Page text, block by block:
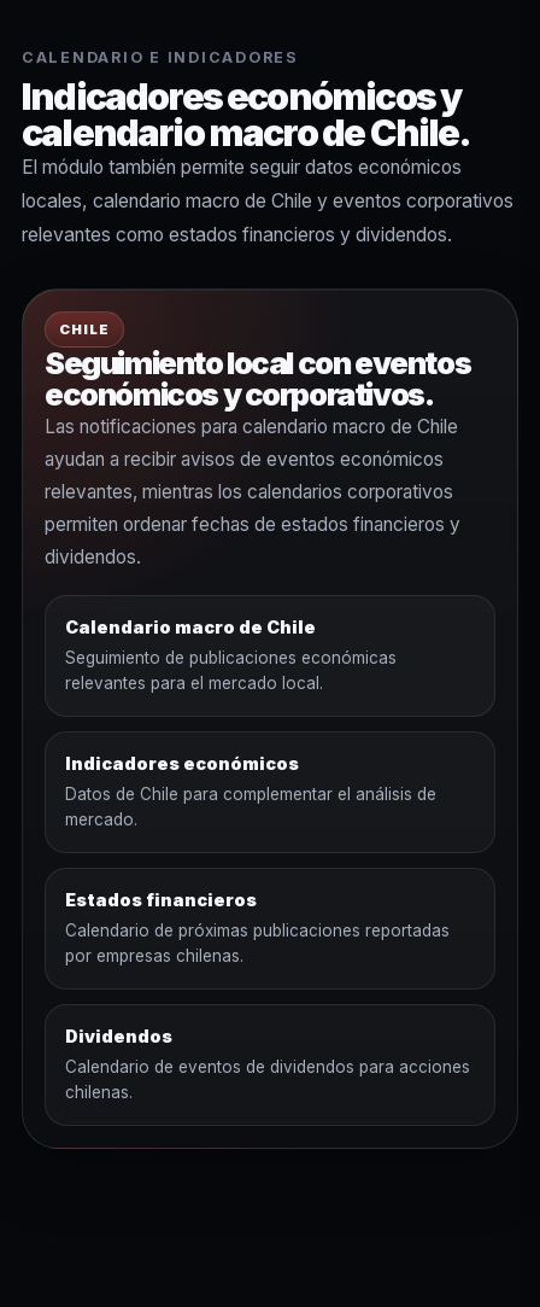
CALENDARIO E INDICADORES
Indicadores económicos y
calendario macro de Chile.
El módulo también permite seguir datos económicos
locales, calendario macro de Chile y eventos corporativos
relevantes como estados financieros y dividendos.
CHILE
Seguimiento local con eventos
económicos y corporativos.
Las notificaciones para calendario macro de Chile
ayudan a recibir avisos de eventos económicos
relevantes, mientras los calendarios corporativos
permiten ordenar fechas de estados financieros y
dividendos.
Calendario macro de Chile
Seguimiento de publicaciones económicas
relevantes para el mercado local.
Indicadores económicos
Datos de Chile para complementar el análisis de
mercado.
Estados financieros
Calendario de próximas publicaciones reportadas
por empresas chilenas.
Dividendos
Calendario de eventos de dividendos para acciones
chilenas.